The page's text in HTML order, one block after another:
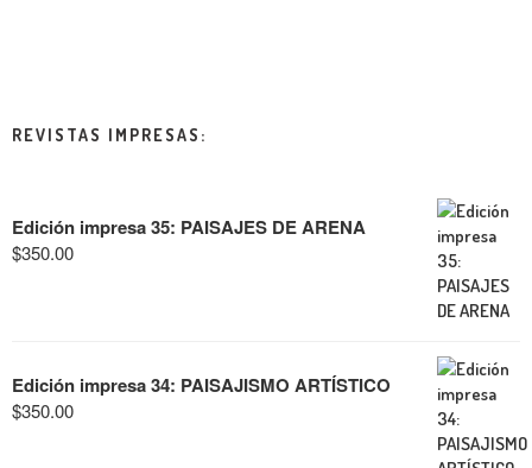
REVISTAS IMPRESAS:
Edición impresa 35: PAISAJES DE ARENA
$350.00
Edición impresa 34: PAISAJISMO ARTÍSTICO
$350.00